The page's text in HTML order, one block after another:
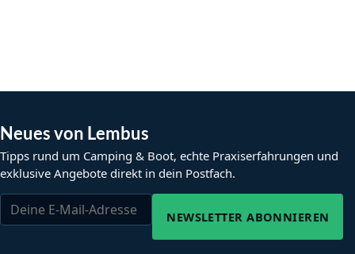
Neues von Lembus
Tipps rund um Camping & Boot, echte Praxiserfahrungen und
exklusive Angebote direkt in dein Postfach.
NEWSLETTER ABONNIEREN